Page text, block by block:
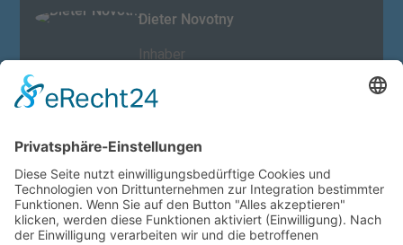
Dieter Novotny
Inhaber
Beratung・Verkauf・Vermietung・Service
Neu & gebraucht: scuddy Premium & scuddy Premium
Quad, scuddy SlimV4
Freeliner EVO III